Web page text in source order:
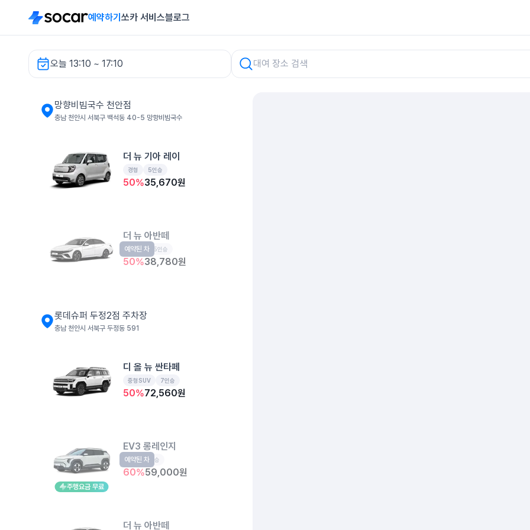
예약하기 쏘카 서비스블로그
오늘 13:10 ~ 17:10
망향비빔국수 천안점 렌터카
망향비빔국수 천안점
충남 천안시 서북구 백석동 40-5 망향비빔국수
더 뉴 기아 레이
경형 5인승
50%35,670원
더 뉴 아반떼
준중형 5인승
50%38,780원
예약된 차
롯데슈퍼 두정2점 주차장
충남 천안시 서북구 두정동 591
디 올 뉴 싼타페
중형SUV 7인승
50%72,560원
주행요금 무료
EV3 롱레인지
EV 5인승
60%59,000원
예약된 차
더 뉴 아반떼